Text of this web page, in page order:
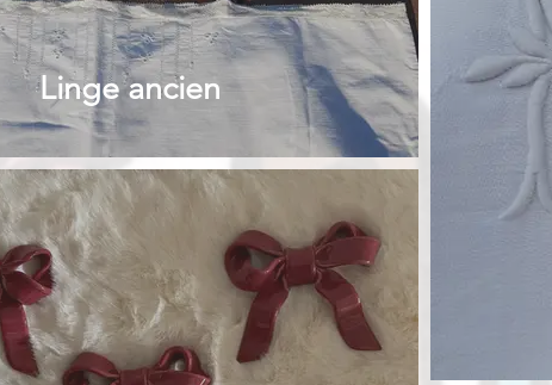
Linge ancien